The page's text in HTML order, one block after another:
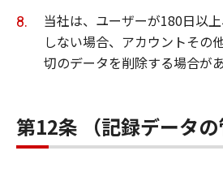
当社は、ユーザーが180日以
しない場合、アカウントその
切のデータを削除する場合があ
第12条 （記録データの